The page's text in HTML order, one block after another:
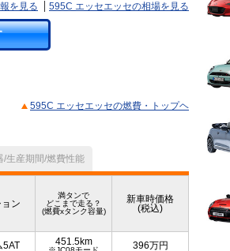
を見る
595C エッセエッセの相場を見る
595C エッセエッセの燃費・トップヘ
/生産期間/燃費性能
ョン
満タンで
どこまで走る？
(燃費xタンク容量)
新車時価格
(税込)
5AT 451.5km 396万円